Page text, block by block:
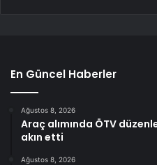
En Güncel Haberler
Ağustos 8, 2026
Araç alımında ÖTV
akın etti
Ağustos 8, 2026